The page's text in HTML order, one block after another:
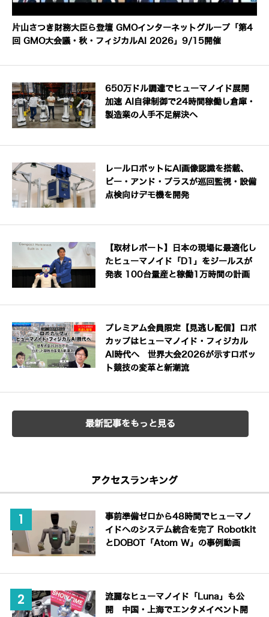
片山さつき財務大臣ら登壇 GMOインターネットグループ「第4
回 GMO大会議・秋・フィジカルAI 2026」9/15開催
650万ドル調達でヒューマノイド展開
加速 AI自律制御で24時間稼働し倉庫・
製造業の人手不足解決へ
レールロボットにAI画像認識を搭載、
ビー・アンド・プラスが巡回監視・設備
点検向けデモ機を開発
【取材レポート】日本の現場に最適化し
たヒューマノイド「D1」をジールスが
発表 100台量産と稼働1万時間の計画
プレミアム会員限定【見逃し配信】ロボ
カップはヒューマノイド・フィジカル
AI時代へ 世界大会2026が示すロボッ
ト競技の変革と新潮流
最新記事をもっと見る
アクセスランキング
事前準備ゼロから48時間でヒューマノ
イドへのシステム統合を完了 Robotkit
とDOBOT「Atom W」の事例動画
流麗なヒューマノイド「Luna」も公
開 中国・上海でエンタメイベント開